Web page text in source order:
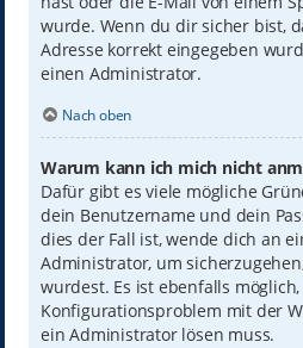
wurde. Wenn du dir sicher bist,
Adresse korrekt eingegeben
einen Administrator.
Nach oben
Warum kann ich mich nicht
Dafür gibt es viele mögliche
dein Benutzername und dein
dies der Fall ist, wende dich an
Administrator, um
wurdest. Es ist ebenfalls
Konfigurationsproblem mit der
ein Administrator lösen muss.